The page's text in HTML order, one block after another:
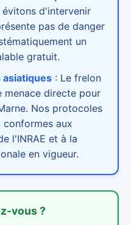
évitons d'intervenir
pas de danger
un
gratuit.
: Le frelon
menace directe pour
Nos protocoles
aux
l'INRAE et à la
en vigueur.
vous ?